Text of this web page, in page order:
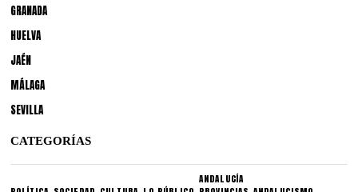
GRANADA
HUELVA
JAÉN
MÁLAGA
SEVILLA
CATEGORÍAS
ANDALUCÍA